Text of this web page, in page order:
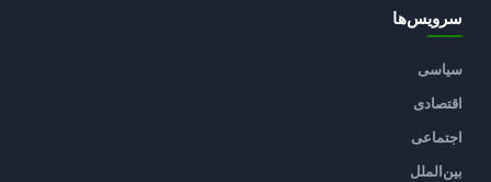
سرویس‌ها
سیاسی
اقتصادی
اجتماعی
بین‌الملل